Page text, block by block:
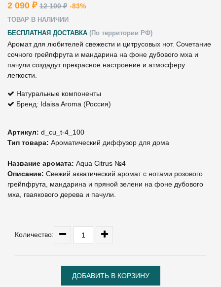
2 090 ₽ 12 100 ₽ -83%
ТОВАР В НАЛИЧИИ
БЕСПЛАТНАЯ ДОСТАВКА (По территории РФ)
Аромат для любителей свежести и цитрусовых нот. Сочетание
сочного грейпфрута и мандарина на фоне дубового мха и
пачули создадут прекрасное настроение и атмосферу
легкости.
Натуральные компоненты
Бренд: Idaisa Aroma (Россия)
Артикул: d_cu_t-4_100
Тип товара: Ароматический диффузор для дома
Название аромата: Aqua Citrus №4
Описание: Свежий акватический аромат с нотами розового
грейпфрута, мандарина и пряной зелени на фоне дубового
мха, гваякового дерева и пачули.
Количество: